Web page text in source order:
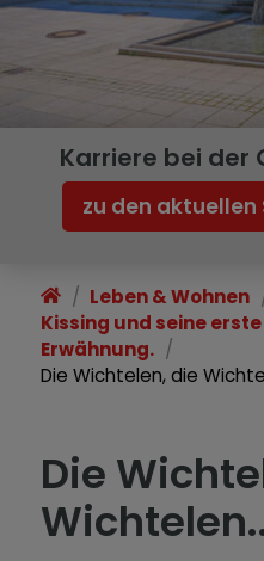
Bronzezeit
Hallstatt- und
Römische
Mittelalter
urkundliche
Das Kissing der
Bischöfe
Kirchen in
Bischöfe und die
Karriere bei der
zu den
Leben & Wohnen
Kissing und seine
Erwähnung.
Die Wichtelen, die
Die